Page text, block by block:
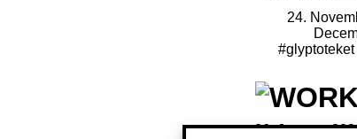
24.
#glyptoteket
26. January